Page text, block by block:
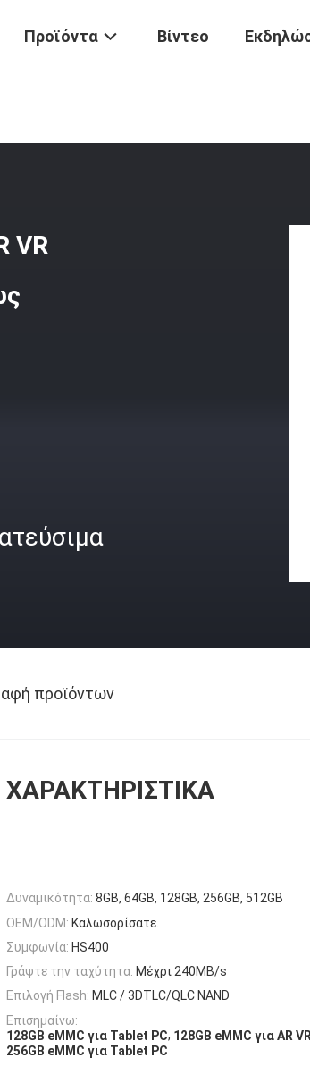
Προϊόντα Βίντεο
AR VR Smartphone Ταχύτητα Ανάγνωσης Έως
VR
προϊόντων
ΧΑΡΑΚΤΗΡΙΣΤΙΚΆ
Δυναμικότητα: 8GB, 64GB, 128GB, 256GB, 512GB
OEM/ODM: Καλωσορίσατε.
Συμφωνία: HS400
Γράψτε την ταχύτητα: Μέχρι 240MB/s
Επιλογή Flash: MLC / 3DTLC/QLC NAND
Επισημαίνω:
128GB eMMC για Tablet PC, 128GB eMMC για AR
256GB eMMC για Tablet PC